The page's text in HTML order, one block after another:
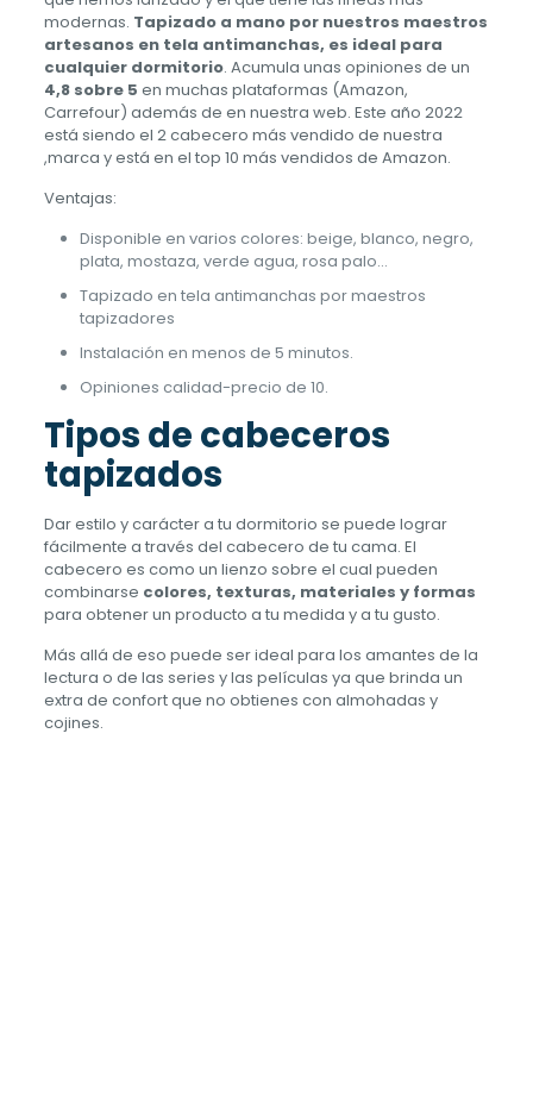
opciones
se
pueden
elegir
en
la
página
modernas. Tapizado a mano por nuestros maestros
artesanos en tela antimanchas, es ideal para
cualquier dormitorio. Acumula unas opiniones de un
4,8 sobre 5 en muchas plataformas (Amazon,
Carrefour) además de en nuestra web. Este año 2022
está siendo el 2 cabecero más vendido de nuestra
,marca y está en el top 10 más vendidos de Amazon.
Ventajas:
Disponible en varios colores: beige, blanco, negro,
plata, mostaza, verde agua, rosa palo…
Tapizado en tela antimanchas por maestros
tapizadores
Instalación en menos de 5 minutos.
Opiniones calidad-precio de 10.
Tipos de cabeceros
tapizados
Dar estilo y carácter a tu dormitorio se puede lograr
fácilmente a través del cabecero de tu cama. El
cabecero es como un lienzo sobre el cual pueden
combinarse colores, texturas, materiales y formas
para obtener un producto a tu medida y a tu gusto.
Más allá de eso puede ser ideal para los amantes de la
lectura o de las series y las películas ya que brinda un
extra de confort que no obtienes con almohadas y
cojines.